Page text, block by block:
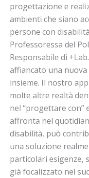
progettazione e
ambienti che siano
persone con
Professoressa del
Responsabile di
affiancato una
insieme. Il nostro
molte altre realtà
nel “progettare con”
affronta nel
disabilità, può
una soluzione
particolari esigenze,
già focalizzato nel